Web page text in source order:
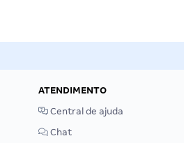
ATENDIMENTO
Central de ajuda
Chat